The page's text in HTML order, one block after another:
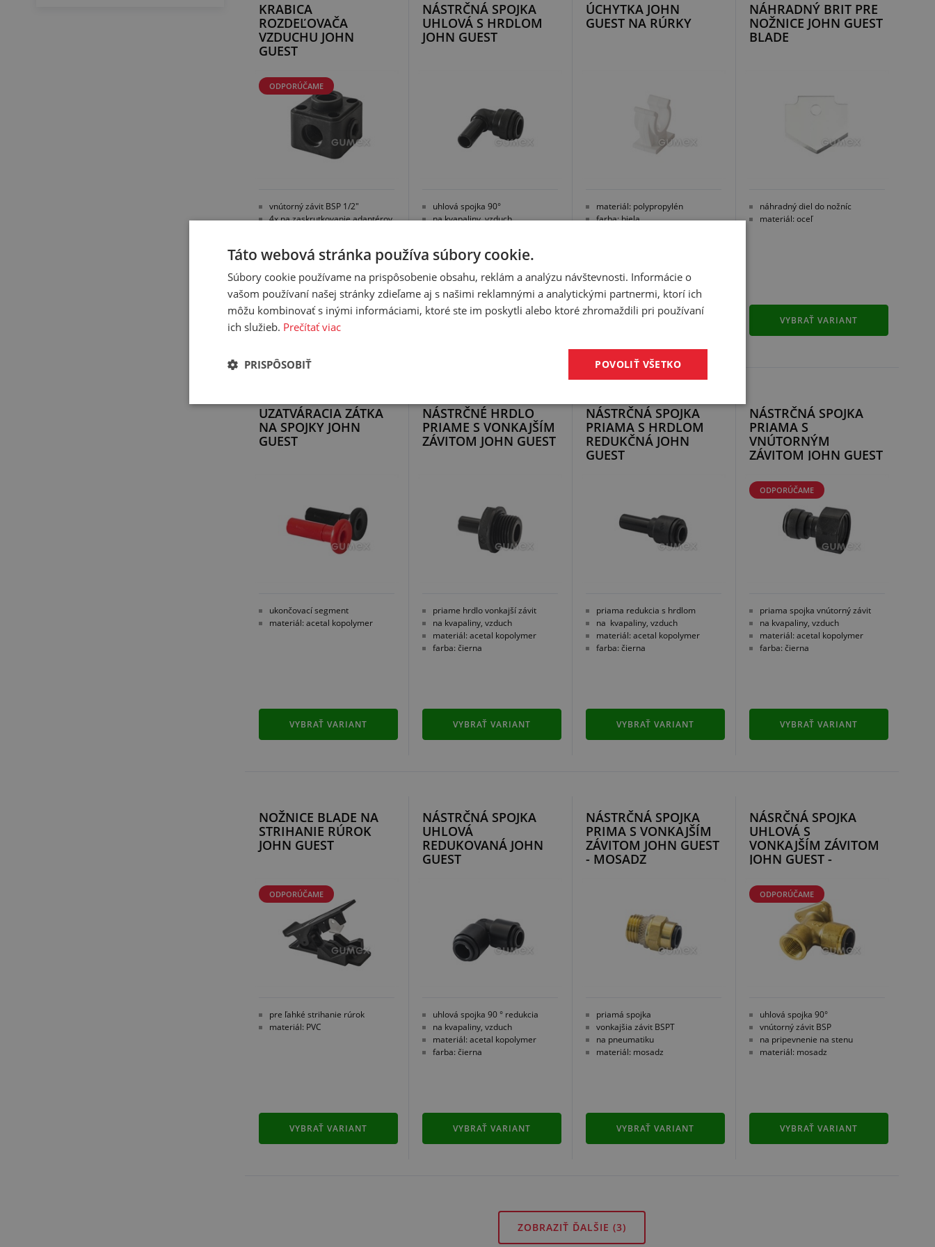
KRABICA
ROZDEĽOVAČA
VZDUCHU JOHN
GUEST
ODPORÚČAME
vnútorný závit BSP 1/2"
4x na zaskrutkovanie adaptérov
VYBRAŤ VARIANT
NÁSTRČNÁ SPOJKA
UHLOVÁ S HRDLOM
JOHN GUEST
uhlová spojka 90°
na kvapaliny, vzduch
VYBRAŤ VARIANT
ÚCHYTKA JOHN
GUEST NA RÚRKY
materiál: polypropylén
farba: biela
VYBRAŤ VARIANT
NÁHRADNÝ BRIT PRE
NOŽNICE JOHN GUEST
BLADE
náhradný diel do nožníc
materiál: oceľ
VYBRAŤ VARIANT
UZATVÁRACIA ZÁTKA
NA SPOJKY JOHN
GUEST
ukončovací segment
materiál: acetal kopolymer
VYBRAŤ VARIANT
NÁSTRČNÉ HRDLO
PRIAME S VONKAJŠÍM
ZÁVITOM JOHN GUEST
priame hrdlo vonkajší závit
na kvapaliny, vzduch
materiál: acetal kopolymer
farba: čierna
VYBRAŤ VARIANT
NÁSTRČNÁ SPOJKA
PRIAMA S HRDLOM
REDUKČNÁ JOHN
GUEST
priama redukcia s hrdlom
na kvapaliny, vzduch
materiál: acetal kopolymer
farba: čierna
VYBRAŤ VARIANT
NÁSTRČNÁ SPOJKA
PRIAMA S
VNÚTORNÝM
ZÁVITOM JOHN GUEST
ODPORÚČAME
priama spojka vnútorný závit
na kvapaliny, vzduch
materiál: acetal kopolymer
farba: čierna
VYBRAŤ VARIANT
NOŽNICE BLADE NA
STRIHANIE RÚROK
JOHN GUEST
ODPORÚČAME
pre ľahké strihanie rúrok
materiál: PVC
VYBRAŤ VARIANT
NÁSTRČNÁ SPOJKA
UHLOVÁ
REDUKOVANÁ JOHN
GUEST
uhlová spojka 90 ° redukcia
na kvapaliny, vzduch
materiál: acetal kopolymer
farba: čierna
VYBRAŤ VARIANT
NÁSTRČNÁ SPOJKA
PRIMA S VONKAJŠÍM
ZÁVITOM JOHN GUEST
- MOSADZ
priamá spojka
vonkajšia závit BSPT
na pneumatiku
materiál: mosadz
VYBRAŤ VARIANT
NÁSRČNÁ SPOJKA
UHLOVÁ S
VONKAJŠÍM ZÁVITOM
JOHN GUEST -
ODPORÚČAME
uhlová spojka 90°
vnútorný závit BSP
na pripevnenie na stenu
materiál: mosadz
VYBRAŤ VARIANT
ZOBRAZIŤ ĎALŠIE (3)
Táto webová stránka používa súbory cookie.
Súbory cookie používame na prispôsobenie obsahu, reklám a analýzu návštevnosti. Informácie o
vašom používaní našej stránky zdieľame aj s našimi reklamnými a analytickými partnermi, ktorí ich
môžu kombinovať s inými informáciami, ktoré ste im poskytli alebo ktoré zhromaždili pri používaní
ich služieb. Prečítať viac
POVOLIŤ VŠETKO
PRISPÔSOBIŤ